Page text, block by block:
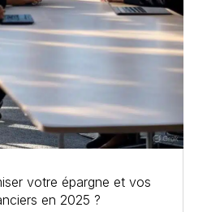
votre épargne et vos
en 2025 ?